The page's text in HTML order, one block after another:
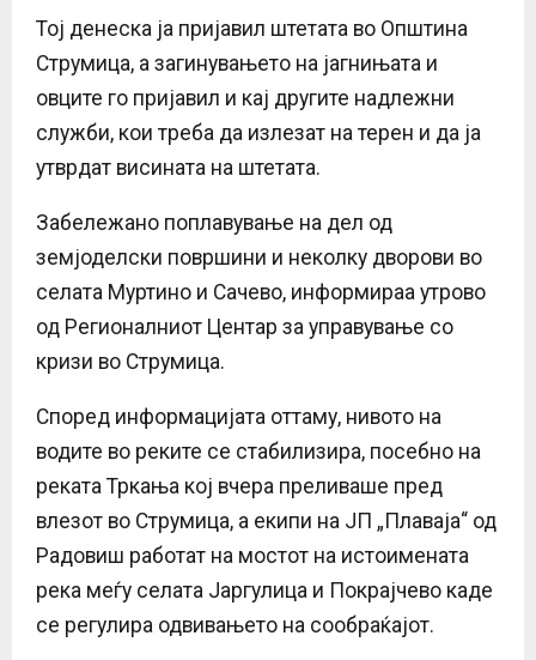
Тој денеска ја пријавил штетата во Општина
Струмица, а загинувањето на јагнињата и
овците го пријавил и кај другите надлежни
служби, кои треба да излезат на терен и да ја
утврдат висината на штетата.
Забележано поплавување на дел од
земјоделски површини и неколку дворови во
селата Муртино и Сачево, информираа утрово
од Регионалниот Центар за управување со
кризи во Струмица.
Според информацијата оттаму, нивото на
водите во реките се стабилизира, посебно на
реката Тркања кој вчера преливаше пред
влезот во Струмица, а екипи на ЈП „Плаваја“ од
Радовиш работат на мостот на истоимената
река меѓу селата Јаргулица и Покрајчево каде
се регулира одвивањето на сообраќајот.